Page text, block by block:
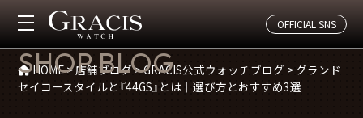
OFFICIAL SNS
店舗ブログ
SHOP BLOG
HOME>店舗ブログ>GRACIS公式ウォッチブログ > グランド
セイコースタイルと『44GS』とは｜選び方とおすすめ3選